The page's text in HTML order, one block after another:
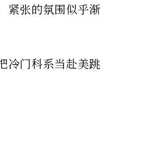
紧张的氛围似乎渐
冷门科系当赴美跳